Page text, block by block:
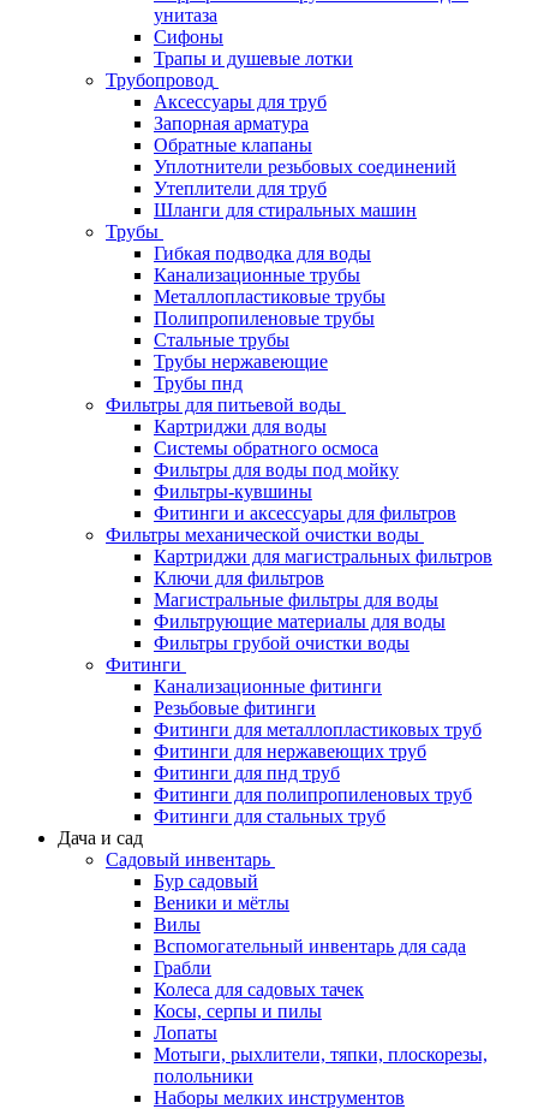
унитаза
Сифоны
Трапы и душевые лотки
Трубопровод
Аксессуары для труб
Запорная арматура
Обратные клапаны
Уплотнители резьбовых соединений
Утеплители для труб
Шланги для стиральных машин
Трубы
Гибкая подводка для воды
Канализационные трубы
Металлопластиковые трубы
Полипропиленовые трубы
Стальные трубы
Трубы нержавеющие
Трубы пнд
Фильтры для питьевой воды
Картриджи для воды
Системы обратного осмоса
Фильтры для воды под мойку
Фильтры-кувшины
Фитинги и аксессуары для фильтров
Фильтры механической очистки воды
Картриджи для магистральных фильтров
Ключи для фильтров
Магистральные фильтры для воды
Фильтрующие материалы для воды
Фильтры грубой очистки воды
Фитинги
Канализационные фитинги
Резьбовые фитинги
Фитинги для металлопластиковых труб
Фитинги для нержавеющих труб
Фитинги для пнд труб
Фитинги для полипропиленовых труб
Фитинги для стальных труб
Дача и сад
Садовый инвентарь
Бур садовый
Веники и мётлы
Вилы
Вспомогательный инвентарь для сада
Грабли
Колеса для садовых тачек
Косы, серпы и пилы
Лопаты
Мотыги, рыхлители, тяпки, плоскорезы,
полольники
Наборы мелких инструментов